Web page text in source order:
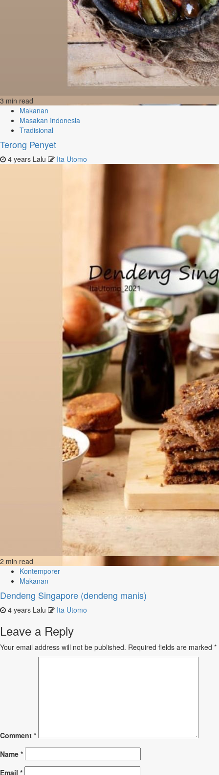
3 min read
Makanan
Masakan Indonesia
Tradisional
Terong Penyet
4 years Lalu Ita Utomo
2 min read
Kontemporer
Makanan
Dendeng Singapore (dendeng manis)
4 years Lalu Ita Utomo
Leave a Reply
Your email address will not be published. Required fields are marked *
Comment *
Name *
Email *